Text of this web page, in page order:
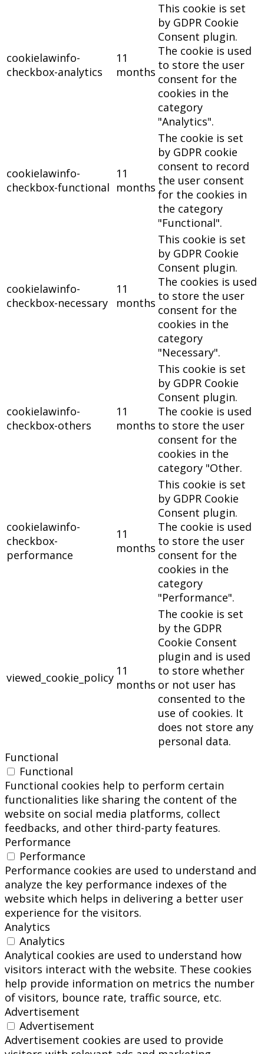
cookielawinfo-
checkbox-analytics
11
months
This cookie is set
by GDPR Cookie
Consent plugin.
The cookie is used
to store the user
consent for the
cookies in the
category
"Analytics".
cookielawinfo-
checkbox-functional
11
months
The cookie is set
by GDPR cookie
consent to record
the user consent
for the cookies in
the category
"Functional".
cookielawinfo-
checkbox-necessary
11
months
This cookie is set
by GDPR Cookie
Consent plugin.
The cookies is used
to store the user
consent for the
cookies in the
category
"Necessary".
cookielawinfo-
checkbox-others
11
months
This cookie is set
by GDPR Cookie
Consent plugin.
The cookie is used
to store the user
consent for the
cookies in the
category "Other.
cookielawinfo-
checkbox-
performance
11
months
This cookie is set
by GDPR Cookie
Consent plugin.
The cookie is used
to store the user
consent for the
cookies in the
category
"Performance".
viewed_cookie_policy 11
months
The cookie is set
by the GDPR
Cookie Consent
plugin and is used
to store whether
or not user has
consented to the
use of cookies. It
does not store any
personal data.
Functional
Functional
Functional cookies help to perform certain
functionalities like sharing the content of the
website on social media platforms, collect
feedbacks, and other third-party features.
Performance
Performance
Performance cookies are used to understand and
analyze the key performance indexes of the
website which helps in delivering a better user
experience for the visitors.
Analytics
Analytics
Analytical cookies are used to understand how
visitors interact with the website. These cookies
help provide information on metrics the number
of visitors, bounce rate, traffic source, etc.
Advertisement
Advertisement
Advertisement cookies are used to provide